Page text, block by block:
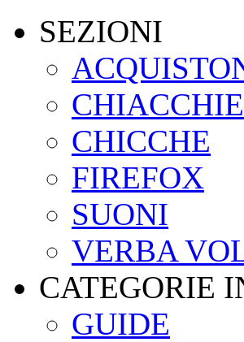
SEZIONI
CHICCHE
FIREFOX
SUONI
VERBA
CATEGORIE
GUIDE